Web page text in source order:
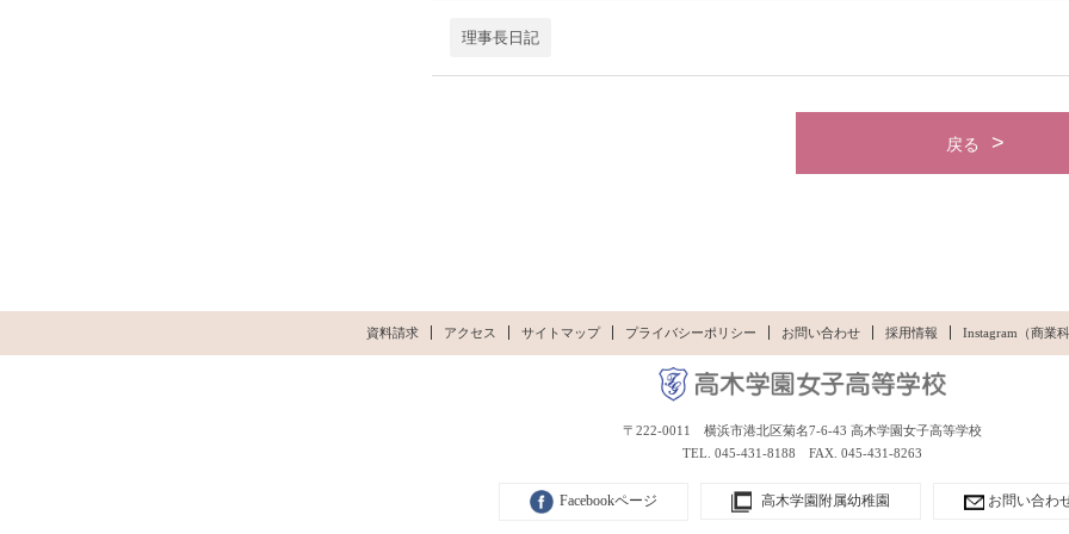
理事長日記
戻る
資料請求 アクセス サイトマップ プライバシーポリシー お問い合わせ 採用情報 Instagram（商業
〒222-0011 横浜市港北区菊名7-6-43 高木学園女子高等学校
TEL. 045-431-8188 FAX. 045-431-8263
Facebookページ 高木学園附属幼稚園 お問い合わ